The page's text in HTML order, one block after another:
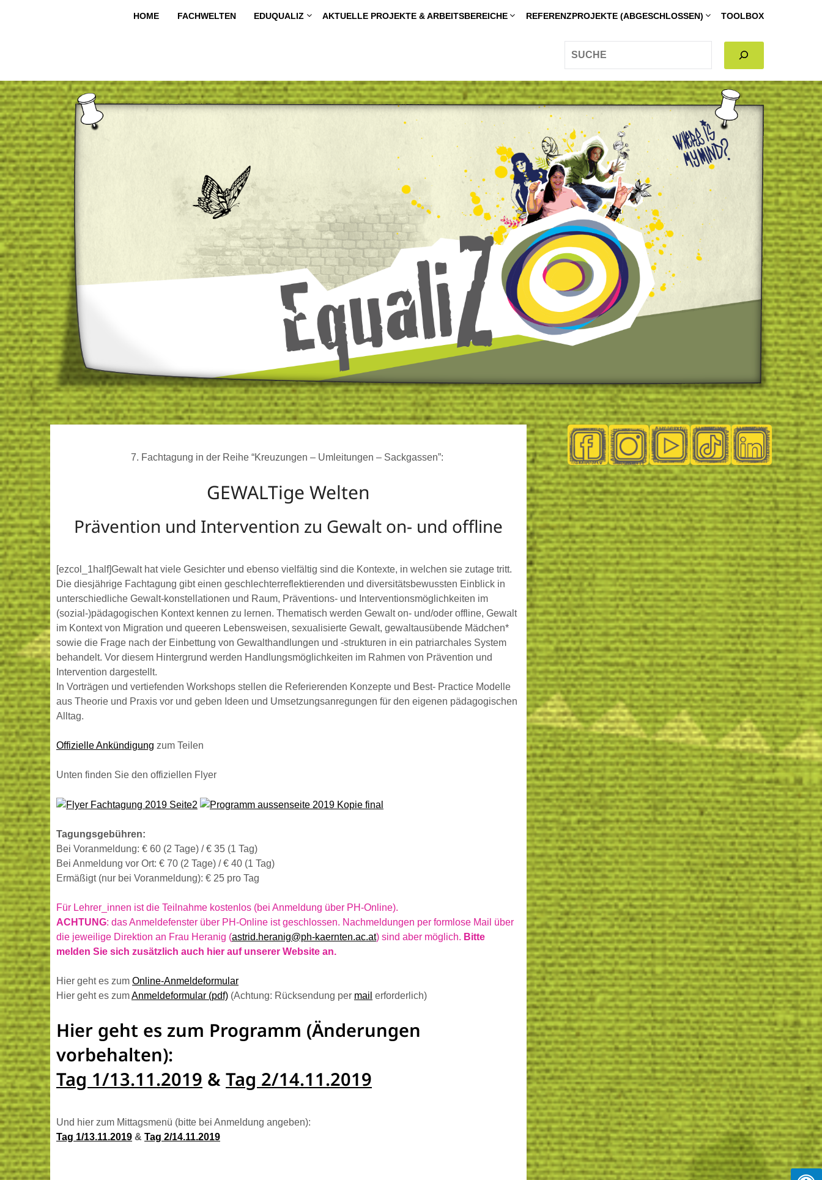
HOME FACHWELTEN EDUQUALIZ AKTUELLE PROJEKTE & ARBEITSBEREICHE REFERENZPROJEKTE (ABGESCHLOSSEN) TOOLBOX
7. Fachtagung in der Reihe “Kreuzungen – Umleitungen – Sackgassen”:
GEWALTige Welten
Prävention und Intervention zu Gewalt on- und offline
[ezcol_1half]Gewalt hat viele Gesichter und ebenso vielfältig sind die Kontexte, in welchen sie zutage tritt.
Die diesjährige Fachtagung gibt einen geschlechterreflektierenden und diversitätsbewussten Einblick in
unterschiedliche Gewalt-konstellationen und Raum, Präventions- und Interventionsmöglichkeiten im
(sozial-)pädagogischen Kontext kennen zu lernen. Thematisch werden Gewalt on- und/oder offline, Gewalt
im Kontext von Migration und queeren Lebensweisen, sexualisierte Gewalt, gewaltausübende Mädchen*
sowie die Frage nach der Einbettung von Gewalthandlungen und -strukturen in ein patriarchales System
behandelt. Vor diesem Hintergrund werden Handlungsmöglichkeiten im Rahmen von Prävention und
Intervention dargestellt.
In Vorträgen und vertiefenden Workshops stellen die Referierenden Konzepte und Best- Practice Modelle
aus Theorie und Praxis vor und geben Ideen und Umsetzungsanregungen für den eigenen pädagogischen
Alltag.
Offizielle Ankündigung zum Teilen
Unten finden Sie den offiziellen Flyer
Tagungsgebühren:
Bei Voranmeldung: € 60 (2 Tage) / € 35 (1 Tag)
Bei Anmeldung vor Ort: € 70 (2 Tage) / € 40 (1 Tag)
Ermäßigt (nur bei Voranmeldung): € 25 pro Tag
Für Lehrer_innen ist die Teilnahme kostenlos (bei Anmeldung über PH-Online).
ACHTUNG: das Anmeldefenster über PH-Online ist geschlossen. Nachmeldungen per formlose Mail über
die jeweilige Direktion an Frau Heranig (astrid.heranig@ph-kaernten.ac.at) sind aber möglich. Bitte
melden Sie sich zusätzlich auch hier auf unserer Website an.
Hier geht es zum Online-Anmeldeformular
Hier geht es zumAnmeldeformular (pdf) (Achtung: Rücksendung per mail erforderlich)
Hier geht es zum Programm (Änderungen
vorbehalten):
Tag 1/13.11.2019 & Tag 2/14.11.2019
Und hier zum Mittagsmenü (bitte bei Anmeldung angeben):
Tag 1/13.11.2019 & Tag 2/14.11.2019